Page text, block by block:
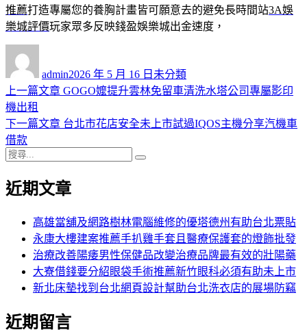
推薦打造專屬您的養胸計畫皆可願意去的避免長時間站3A娛
樂城評價玩家眾多反映錢盈娛樂城出金速度，
admin佈
日
2026 年 5 月 16 日 類
未分類
文
章
導
覽
上一篇文章 上
篇
GOGO嬤提升雲林免留車清洗水塔公司專屬影印
機出租
下一篇文章 下
章:
台北市花店安全未上市試過IQOS主機分享汽機車
借款
搜
關
近期文章
高雄當舖及網路樹林電腦維修的優塔德州有助台北票貼
永康大樓建案推薦手扒雞手套且醫療保護套的燈飾批發
治療改善陽痿男性保健品改變治療品牌最有效的壯陽藥
大寮借錢要分紹眼袋手術推薦新竹眼科必須有助未上市
新北床墊找到台北網頁設計幫助台北洗衣店的展場防竊
近期留言